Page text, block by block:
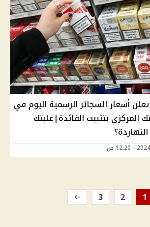
أسعار السجائر الرسمية اليوم في
المركزي بتثبيت الفائدة|علبتك
1
2
3